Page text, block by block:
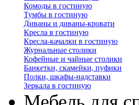
Комоды в гостиную
Тумбы в гостиную
Диваны и диваны-кровати
Кресла в гостиную
Кресла-качалки в гостиную
Журнальные столики
Кофейные и чайные столики
Банкетки, скамейки, пуфики
Полки, шкафы-надставки
Зеркала в гостиную